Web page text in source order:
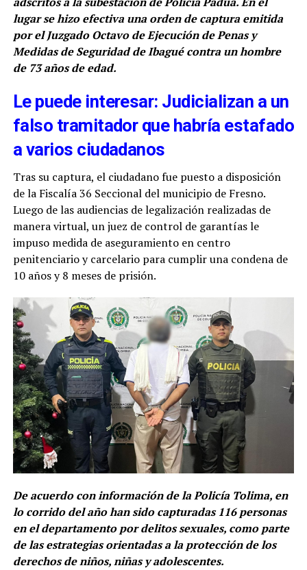
lugar se hizo efectiva una orden de captura emitida
por el Juzgado Octavo de Ejecución de Penas y
Medidas de Seguridad de Ibagué contra un hombre
de 73 años de edad.
Le puede interesar: Judicializan a un
falso tramitador que habría estafado
a varios ciudadanos
Tras su captura, el ciudadano fue puesto a disposición
de la Fiscalía 36 Seccional del municipio de Fresno.
Luego de las audiencias de legalización realizadas de
manera virtual, un juez de control de garantías le
impuso medida de aseguramiento en centro
penitenciario y carcelario para cumplir una condena de
10 años y 8 meses de prisión.
De acuerdo con información de la Policía Tolima, en
lo corrido del año han sido capturadas 116 personas
en el departamento por delitos sexuales, como parte
de las estrategias orientadas a la protección de los
derechos de niños, niñas y adolescentes.